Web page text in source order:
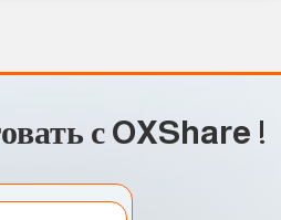
с OXShare !